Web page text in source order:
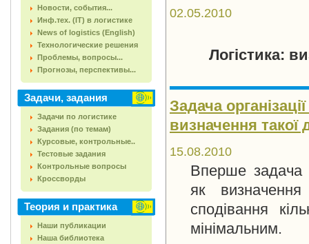
Новости, события...
Инф.тех. (IT) в логистике
News of logistics (English)
Технологические решения
Проблемы, вопросы...
Прогнозы, перспективы...
Задачи, задания
Задачи по логистике
Задания (по темам)
Курсовые, контрольные..
Тестовые задания
Контрольные вопросы
Кроссворды
Теория и практика
Наши публикации
Наша библиотека
02.05.2010
Логістика:
Задача
визначення такої
15.08.2010
Вперше задача
як
сподівання
мінімальним.